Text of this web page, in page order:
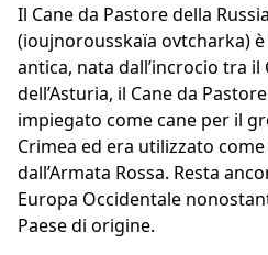
Il Cane da Pastore della
(ioujnorousskaïa ovtcharka)
antica, nata dall’incrocio tra il
dell’Asturia, il Cane da
impiegato come cane per il
Crimea ed era utilizzato
dall’Armata Rossa. Resta
Europa Occidentale
Paese di origine.